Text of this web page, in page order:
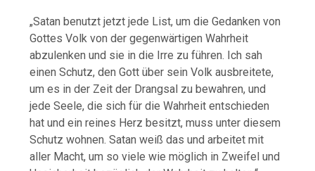
„Satan benutzt jetzt jede List, um die Gedanken von
Gottes Volk von der gegenwärtigen Wahrheit
abzulenken und sie in die Irre zu führen. Ich sah
einen Schutz, den Gott über sein Volk ausbreitete,
um es in der Zeit der Drangsal zu bewahren, und
jede Seele, die sich für die Wahrheit entschieden
hat und ein reines Herz besitzt, muss unter diesem
Schutz wohnen. Satan weiß das und arbeitet mit
aller Macht, um so viele wie möglich in Zweifel und